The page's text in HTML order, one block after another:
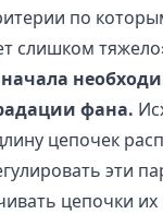
по
слишком
фана.
цепочек
эти
цепочки